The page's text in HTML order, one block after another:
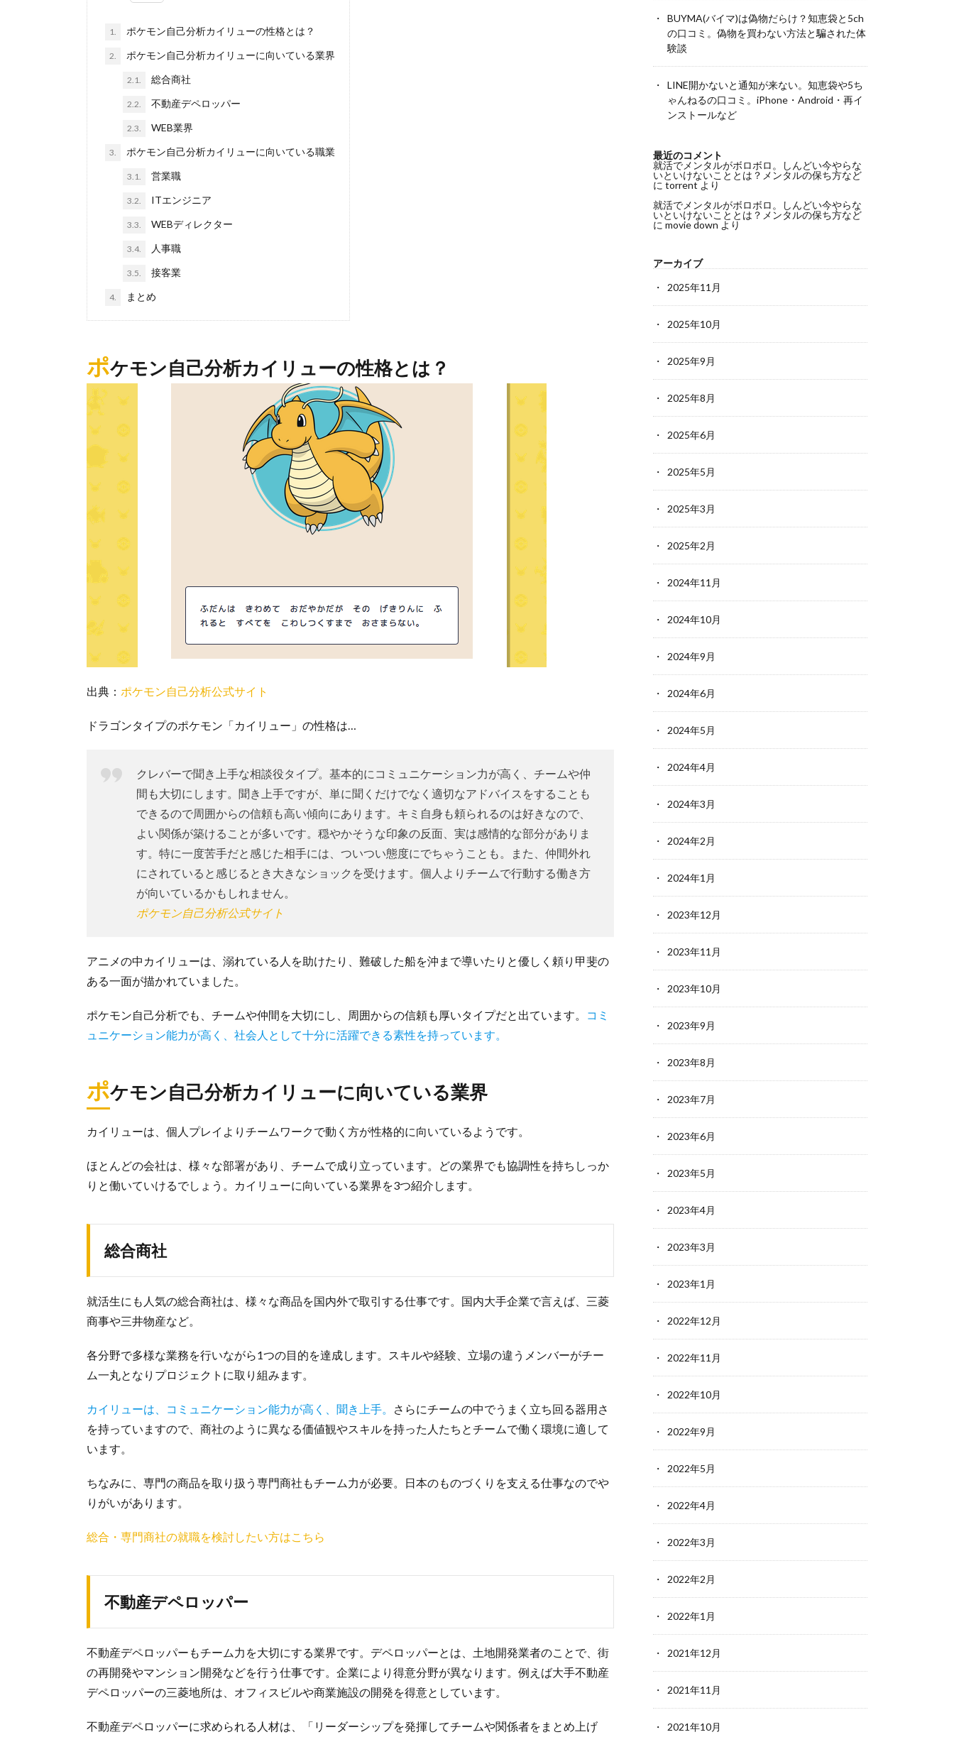
1. ポケモン自己分析カイリューの性格とは？
2. ポケモン自己分析カイリューに向いている業界
2.1. 総合商社
2.2. 不動産デペロッパー
2.3. WEB業界
3. ポケモン自己分析カイリューに向いている職業
3.1. 営業職
3.2. ITエンジニア
3.3. WEBディレクター
3.4. 人事職
3.5. 接客業
4. まとめ
ポケモン自己分析カイリューの性格とは？
出典： ポケモン自己分析公式サイト
ドラゴンタイプのポケモン「カイリュー」の性格は…
クレバーで聞き上手な相談役タイプ。基本的にコミュニケーション力が高く、チームや仲
間も大切にします。聞き上手ですが、単に聞くだけでなく適切なアドバイスをすることも
できるので周囲からの信頼も高い傾向にあります。キミ自身も頼られるのは好きなので、
よい関係が築けることが多いです。穏やかそうな印象の反面、実は感情的な部分がありま
す。特に一度苦手だと感じた相手には、ついつい態度にでちゃうことも。また、仲間外れ
にされていると感じるとき大きなショックを受けます。個人よりチームで行動する働き方
が向いているかもしれません。
ポケモン自己分析公式サイト
アニメの中カイリューは、溺れている人を助けたり、難破した船を沖まで導いたりと優しく頼り甲斐の
ある一面が描かれていました。
ポケモン自己分析でも、チームや仲間を大切にし、周囲からの信頼も厚いタイプだと出ています。
コミ
ュニケーション能力が高く、社会人として十分に活躍できる素性を持っています。
ポケモン自己分析カイリューに向いている業界
カイリューは、個人プレイよりチームワークで動く方が性格的に向いているようです。
ほとんどの会社は、様々な部署があり、チームで成り立っています。どの業界でも協調性を持ちしっか
りと働いていけるでしょう。カイリューに向いている業界を3つ紹介します。
総合商社
就活生にも人気の総合商社は、様々な商品を国内外で取引する仕事です。国内大手企業で言えば、三菱
商事や三井物産など。
各分野で多様な業務を行いながら1つの目的を達成します。スキルや経験、立場の違うメンバーがチー
ム一丸となりプロジェクトに取り組みます。
カイリューは、コミュニケーション能力が高く、聞き上手。
さらにチームの中でうまく立ち回る器用さ
を持っていますので、商社のように異なる価値観やスキルを持った人たちとチームで働く環境に適して
います。
ちなみに、専門の商品を取り扱う専門商社もチーム力が必要。日本のものづくりを支える仕事なのでや
りがいがあります。
総合・専門商社の就職を検討したい方はこちら
不動産デペロッパー
不動産デペロッパーもチーム力を大切にする業界です。デペロッパーとは、土地開発業者のことで、街
の再開発やマンション開発などを行う仕事です。企業により得意分野が異なります。例えば大手不動産
デペロッパーの三菱地所は、オフィスビルや商業施設の開発を得意としています。
不動産デペロッパーに求められる人材は、「リーダーシップを発揮してチームや関係者をまとめ上げ
BUYMA(バイマ)は偽物だらけ？知恵袋と5ch
の口コミ。偽物を買わない方法と騙された体
験談
LINE開かないと通知が来ない。知恵袋や5ち
ゃんねるの口コミ。iPhone・Android・再イ
ンストールなど
最近のコメント
就活でメンタルがボロボロ。しんどい今やらな
いといけないこととは？メンタルの保ち方など
に torrentより
就活でメンタルがボロボロ。しんどい今やらな
いといけないこととは？メンタルの保ち方など
に movie down より
アーカイブ
2025年11月
2025年10月
2025年9月
2025年8月
2025年6月
2025年5月
2025年3月
2025年2月
2024年11月
2024年10月
2024年9月
2024年6月
2024年5月
2024年4月
2024年3月
2024年2月
2024年1月
2023年12月
2023年11月
2023年10月
2023年9月
2023年8月
2023年7月
2023年6月
2023年5月
2023年4月
2023年3月
2023年1月
2022年12月
2022年11月
2022年10月
2022年9月
2022年5月
2022年4月
2022年3月
2022年2月
2022年1月
2021年12月
2021年11月
2021年10月